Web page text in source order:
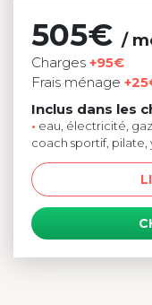
505€ /
Charges +95€
Frais ménage
Inclus dans les
• eau, électricité,
coach sportif, pilate,